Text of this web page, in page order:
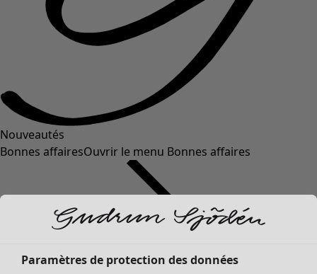
Nouveautés
Bonnes affairesOuvrir le menu Bonnes affaires
Paramètres de protection des données